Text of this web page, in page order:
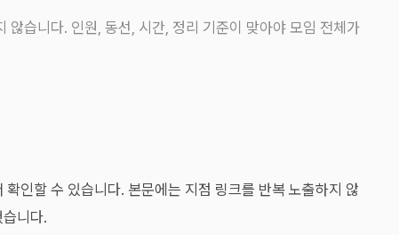
않습니다. 인원, 동선, 시간, 정리 기준이 맞아야 모임 전체가
인할 수 있습니다. 본문에는 지점 링크를 반복 노출하지 않
니다.